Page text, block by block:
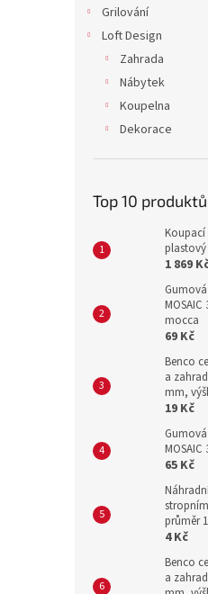
Grilování
Loft Design
Zahrada
Nábytek
Koupelna
Dekorace
Top 10 produktů
plastový
1 869
mocca
69 Kč
Benco
a
mm,
19 Kč
65 Kč
průměr
4 Kč
Benco
a